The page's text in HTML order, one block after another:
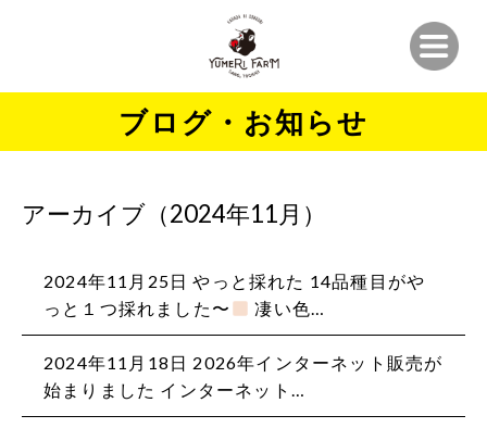
ブログ・お知らせ
アーカイブ（2024年11月）
2024年11月25日 やっと採れた 14品種目がや
っと１つ採れました〜
凄い色…
2024年11月18日 2026年インターネット販売が
始まりました️ インターネット…